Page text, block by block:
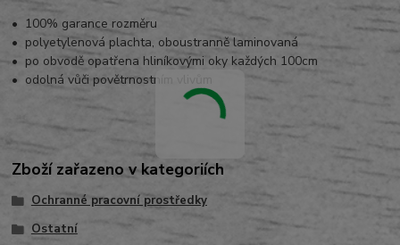
• 100% garance rozměru
• polyetylenová plachta, oboustranně laminovaná
• po obvodě opatřena hliníkovými oky každých 100cm
• odolná vůči povětrnostním vlivům
Zboží zařazeno v kategoriích
Ochranné pracovní prostředky
Ostatní